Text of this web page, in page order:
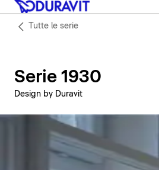
Tutte le serie
Serie 1930
Design by Duravit